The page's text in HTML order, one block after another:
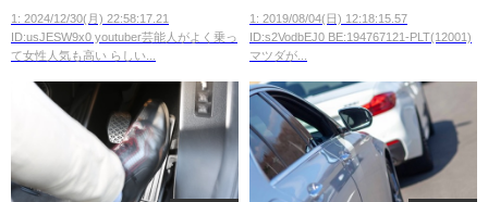
ｗ
1: 2024/12/30(月) 22:58:17.21
ID:usJESW9x0 youtuber芸能人がよく乗っ
て女性人気も高い らしい...
プリメーラ乗ってた俺は敵愾心
持ってた
1: 2019/08/04(日) 12:18:15.57
ID:s2VodbEJ0 BE:194767121-PLT(12001)
マツダが...